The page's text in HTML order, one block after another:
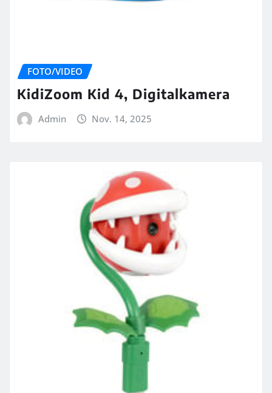
FOTO/VIDEO
KidiZoom Kid 4, Digitalkamera
Admin Nov. 14, 2025